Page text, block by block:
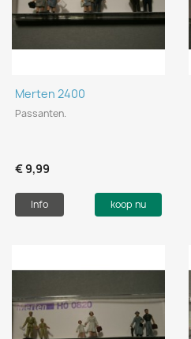
Merten 2400
Passanten.
€ 9,99
Info koop nu